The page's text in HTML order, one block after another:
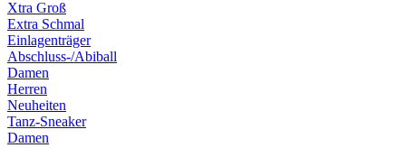
Xtra Groß
Extra Schmal
Einlagenträger
Abschluss-/Abiball
Damen
Herren
Neuheiten
Tanz-Sneaker
Damen